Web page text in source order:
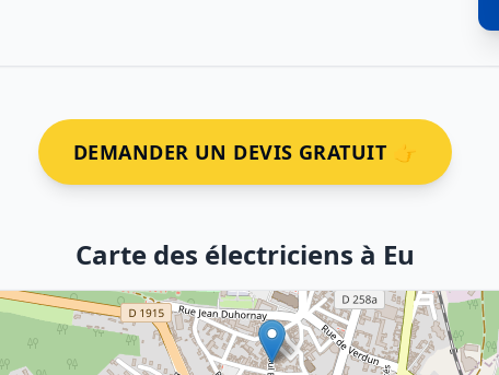
DEMANDER UN DEVIS GRATUIT 👉
Carte des électriciens à Eu